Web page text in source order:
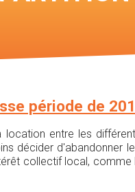
période de
location entre les
décider
collectif local, comme